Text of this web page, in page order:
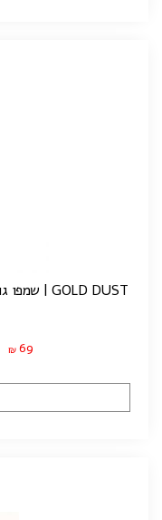
GOLD DUST | שמפו גולד דאסט לשיער יבש ופגום | 300 מ"ל
₪ 69